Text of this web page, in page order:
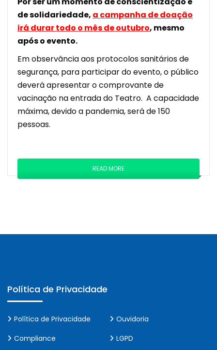
de solidariedade, a campanha de doação
irá durar todo o mês de outubro, mesmo
após o evento.
Em observância aos protocolos sanitários de
segurança, para participar do evento, o público
deverá apresentar o comprovante de
vacinação na entrada do Teatro. A capacidade
máxima, devido a pandemia, será de 150
pessoas.
READ MORE
Política de Privacidade
Política de Privacidade
Ouvidoria
Compliance
LGPD